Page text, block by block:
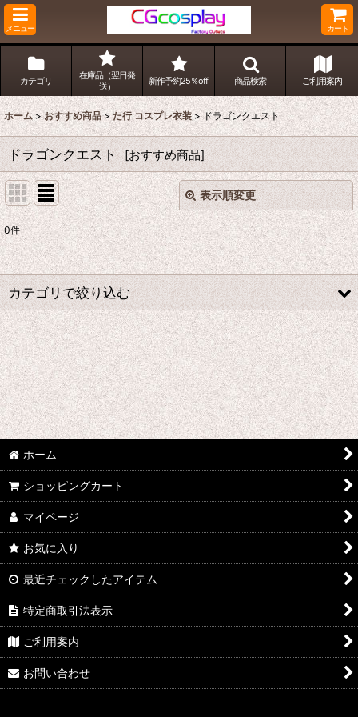
メニュー カート
カテゴリ
在庫品（翌日発
送）
新作予約25％off 商品検索 ご利用案内
ホーム > おすすめ商品 > た行 コスプレ衣装 > ドラゴンクエスト
ドラゴンクエスト [おすすめ商品]
表示順変更
表示数:
並び順:
絞り込む
閉じる
0件
カテゴリで絞り込む
た行 コスプレ衣装 (全商品)
刀剣乱舞
デュラララ!!
ツキウタ。
東方Projectシリーズ
東京喰種トーキョーグール
超時空要塞マクロス
テラフォーマーズ
トリニティセブン
DRAMAtical Murder
テイルズオブゼスティリア
ホーム
ショッピングカート
マイページ
お気に入り
最近チェックしたアイテム
特定商取引法表示
ご利用案内
お問い合わせ